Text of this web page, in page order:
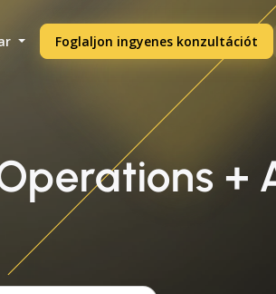
Foglaljon ingyenes konzultációt
+